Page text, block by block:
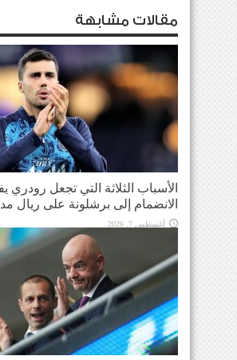
مقالات مشابهة
الأسباب الثلاثة التي تجعل رودري
الانضمام إلى برشلونة على ريال
أغسطس 7, 2026